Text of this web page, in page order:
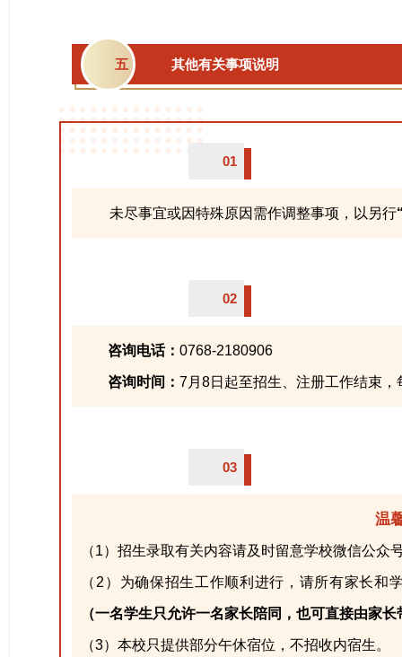
五 其他有关事项说明
01
未尽事宜或因特殊原因需作调整事项，以另行
02
咨询电话：0768-2180906
咨询时间：7月8日起至招生、注册工作结束
03
温
（1）招生录取有关内容请及时留意学校微信公众
（2）为确保招生工作顺利进行，请所有家长
（一名学生只允许一名家长陪同，也可直接由家
（3）本校只提供部分午休宿位，不招收内宿生。